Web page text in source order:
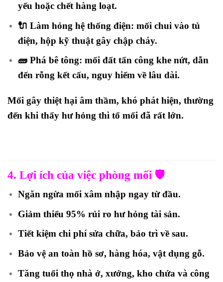
yếu hoặc chết hàng loạt.
🔌 Làm hỏng hệ thống điện: mối chui vào tủ
điện, hộp kỹ thuật gây chập cháy.
🧱 Phá bê tông: mối đất tấn công khe nứt, dẫn
đến rỗng kết cấu, nguy hiểm về lâu dài.
Mối gây thiệt hại âm thầm, khó phát hiện, thường
đến khi thấy hư hỏng thì tổ mối đã rất lớn.
4. Lợi ích của việc phòng mối 🛡️
Ngăn ngừa mối xâm nhập ngay từ đầu.
Giảm thiểu 95% rủi ro hư hỏng tài sản.
Tiết kiệm chi phí sửa chữa, bảo trì về sau.
Bảo vệ an toàn hồ sơ, hàng hóa, vật dụng gỗ.
Tăng tuổi thọ nhà ở, xưởng, kho chứa và công